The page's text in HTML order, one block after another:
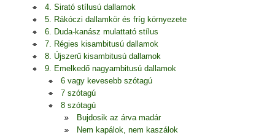
4. Sirató stílusú dallamok
5. Rákóczi dallamkör és fríg környezete
6. Duda-kanász mulattató stílus
7. Régies kisambitusú dallamok
8. Újszerű kisambitusú dallamok
9. Emelkedő nagyambitusú dallamok
6 vagy kevesebb szótagú
7 szótagú
8 szótagú
Bujdosik az árva madár
Nem kapálok, nem kaszálok